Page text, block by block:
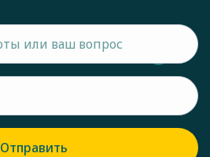
Отправить